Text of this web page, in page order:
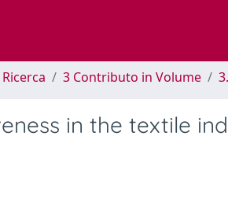
3 Contributo in Volume
in the textile